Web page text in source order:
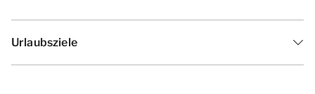
Urlaubsziele